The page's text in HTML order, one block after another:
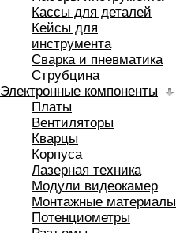
Кассы для деталей
Кейсы для
инструмента
Сварка и пневматика
Струбцина
Электронные компоненты
Платы
Вентиляторы
Кварцы
Корпуса
Лазерная техника
Модули видеокамер
Монтажные материалы
Потенциометры